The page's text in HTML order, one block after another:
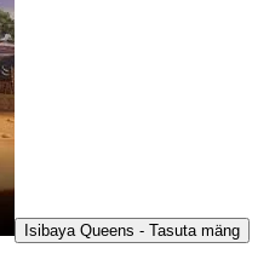
Isibaya Queens - Tasuta mäng